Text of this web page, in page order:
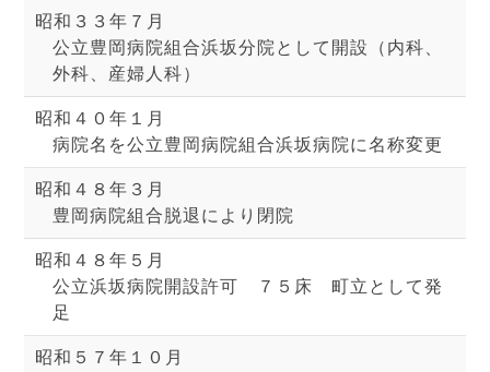
昭和３３年７月
公立豊岡病院組合浜坂分院として開設（内科、
外科、産婦人科）
昭和４０年１月
病院名を公立豊岡病院組合浜坂病院に名称変更
昭和４８年３月
豊岡病院組合脱退により閉院
昭和４８年５月
公立浜坂病院開設許可 ７５床 町立として発
足
昭和５７年１０月